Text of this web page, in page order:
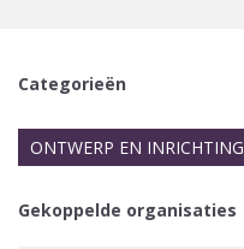
Categorieën
ONTWERP EN INRICHTING
Gekoppelde organisaties